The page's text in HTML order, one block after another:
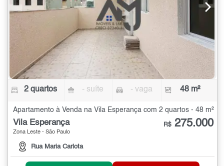
2 quartos - suíte - vaga 48 m²
Apartamento à Venda na Vila Esperança com 2 quartos - 48 m²
Vila Esperança
Zona Leste - São Paulo
Rua Maria Carlota
R$ 275.000